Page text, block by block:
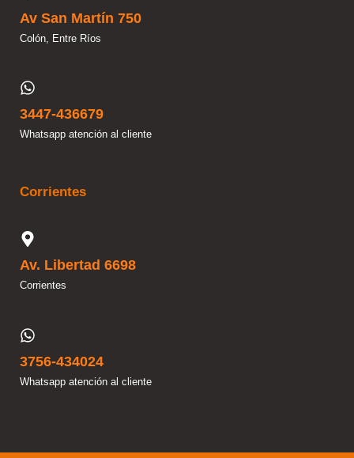
Av San Martín 750
Colón, Entre Ríos
3447-436679
Whatsapp atención al cliente
Corrientes
Av. Libertad 6698
Corrientes
3756-434024
Whatsapp atención al cliente